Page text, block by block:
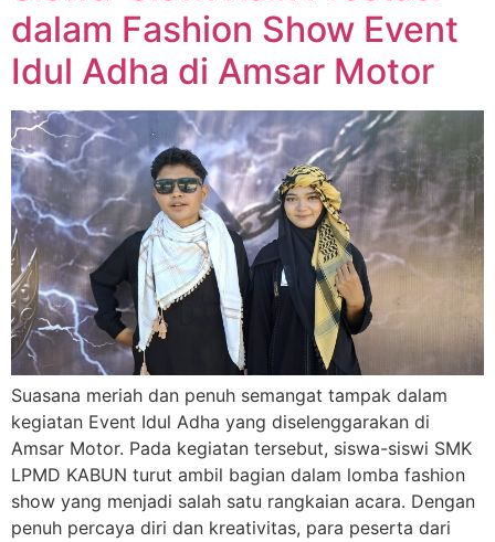
dalam Fashion Show Event
Idul Adha di Amsar Motor
Suasana meriah dan penuh semangat tampak dalam
kegiatan Event Idul Adha yang diselenggarakan di
Amsar Motor. Pada kegiatan tersebut, siswa-siswi SMK
LPMD KABUN turut ambil bagian dalam lomba fashion
show yang menjadi salah satu rangkaian acara. Dengan
penuh percaya diri dan kreativitas, para peserta dari